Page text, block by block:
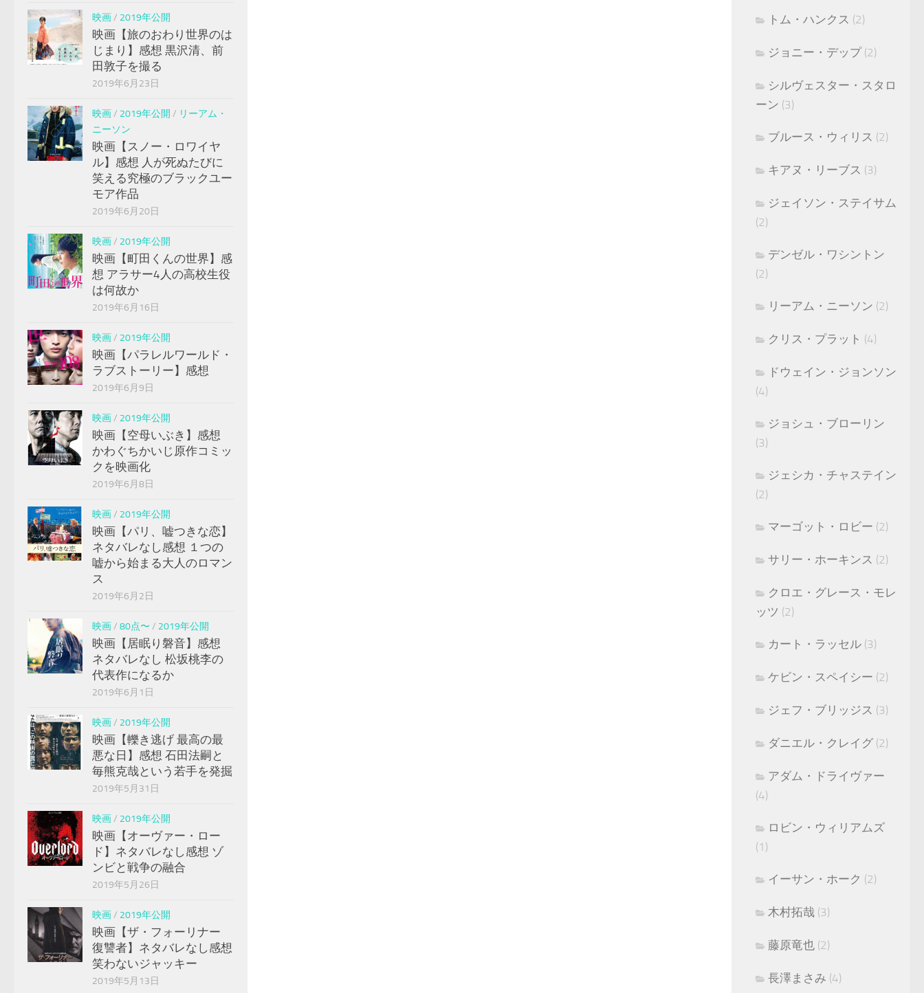
映画/ 2019年公開
映画【旅のおわり世界のは
じまり】感想 黒沢清、前
田敦子を撮る
2019年6月23日
映画/ 2019年公開 / リーアム・
ニーソン
映画【スノー・ロワイヤ
ル】感想 人が死ぬたびに
笑える究極のブラックユー
モア作品
2019年6月20日
映画/ 2019年公開
映画【町田くんの世界】感
想 アラサー4人の高校生役
は何故か
2019年6月16日
映画/ 2019年公開
映画【パラレルワールド・
ラブストーリー】感想
2019年6月9日
映画/ 2019年公開
映画【空母いぶき】感想
かわぐちかいじ原作コミッ
クを映画化
2019年6月8日
映画/ 2019年公開
映画【パリ、嘘つきな恋】
ネタバレなし感想 １つの
嘘から始まる大人のロマン
ス
2019年6月2日
映画/ 80点〜 / 2019年公開
映画【居眠り磐音】感想
ネタバレなし 松坂桃李の
代表作になるか
2019年6月1日
映画/ 2019年公開
映画【轢き逃げ 最高の最
悪な日】感想 石田法嗣と
毎熊克哉という若手を発掘
2019年5月31日
映画/ 2019年公開
映画【オーヴァー・ロー
ド】ネタバレなし感想 ゾ
ンビと戦争の融合
2019年5月26日
映画/ 2019年公開
映画【ザ・フォーリナー
復讐者】ネタバレなし感想
笑わないジャッキー
2019年5月13日
トム・ハンクス (2)
ジョニー・デップ(2)
シルヴェスター・スタロ
ーン (3)
ブルース・ウィリス (2)
キアヌ・リーブス (3)
ジェイソン・ステイサム
(2)
デンゼル・ワシントン
(2)
リーアム・ニーソン (2)
クリス・プラット (4)
ドウェイン・ジョンソン
(4)
ジョシュ・ブローリン
(3)
ジェシカ・チャステイン
(2)
マーゴット・ロビー (2)
サリー・ホーキンス (2)
クロエ・グレース・モレ
ッツ (2)
カート・ラッセル (3)
ケビン・スペイシー (2)
ジェフ・ブリッジス (3)
ダニエル・クレイグ (2)
アダム・ドライヴァー
(4)
ロビン・ウィリアムズ
(1)
イーサン・ホーク (2)
木村拓哉 (3)
藤原竜也 (2)
長澤まさみ (4)